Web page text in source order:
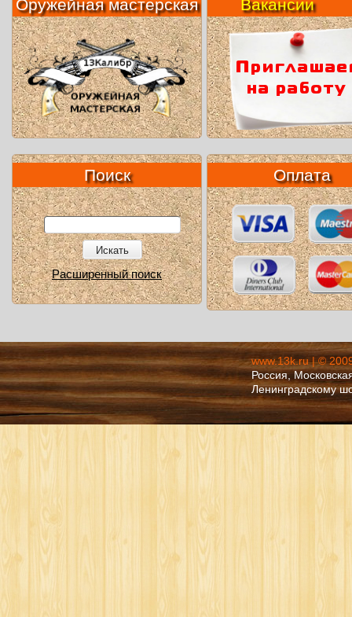
Оружейная мастерская Вакансии
Поиск
Искать
Расширенный поиск
Оплата
www.13k.ru | ©
Россия,
Ленинградскому